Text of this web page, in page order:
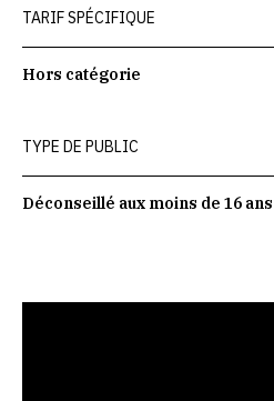
TARIF SPÉCIFIQUE
Hors catégorie
TYPE DE PUBLIC
Déconseillé aux moins de 16 ans